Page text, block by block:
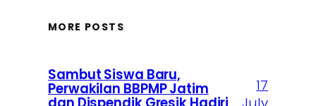
MORE POSTS
Sambut Siswa Baru,
Perwakilan BBPMP Jatim
17